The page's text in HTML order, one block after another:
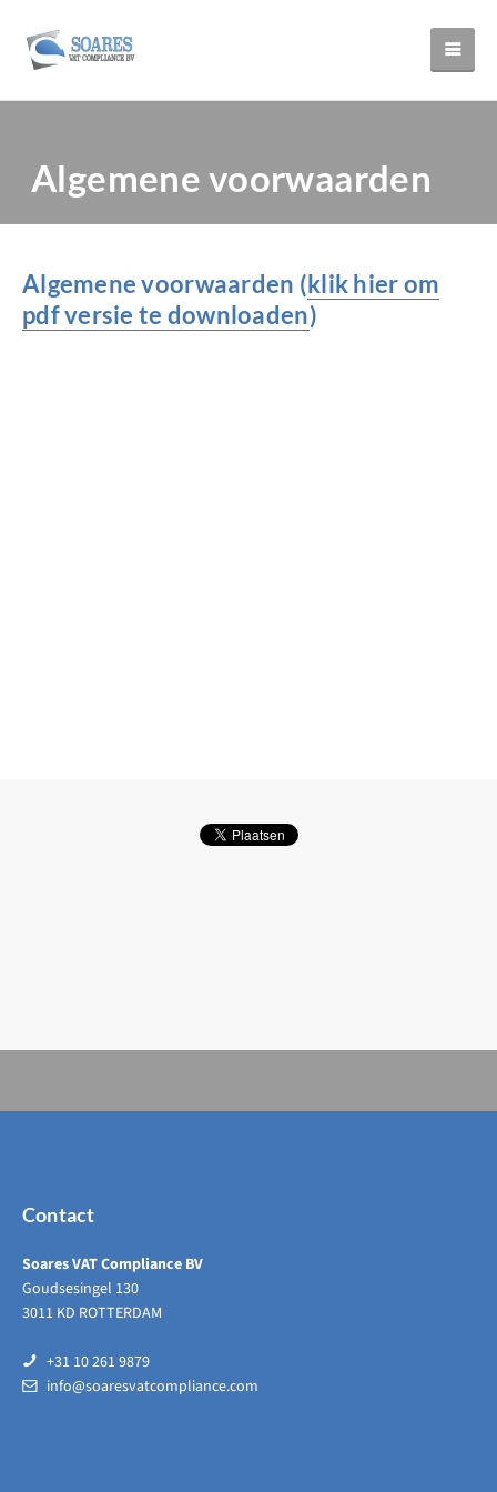
Algemene voorwaarden
Algemene voorwaarden (klik hier om
pdf versie te downloaden)
Contact
Soares VAT Compliance BV
Goudsesingel 130
3011 KD ROTTERDAM
+31 10 261 9879
info@soaresvatcompliance.com